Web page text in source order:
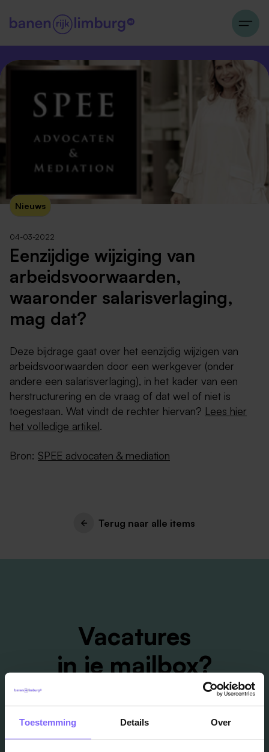
Toestemming Details Over
Nieuws
04-03-2022
Eenzijdige wijziging van
arbeidsvoorwaarden,
waaronder salarisverlaging,
mag dat?
Deze bijdrage gaat over het eenzijdig wijzigen van
arbeidsvoorwaarden door een werkgever (onder
andere een salarisverlaging), in het kader van een
herstructurering en de vraag of dat wel of niet is
toegestaan. Wat vindt de rechter hiervan? Lees hier
het volledige artikel.
Bron: SPEE advocaten & mediation
Terug naar alle items
Vacatures
in je mailbox?
Schrijf je in en we houden je op de hoogte